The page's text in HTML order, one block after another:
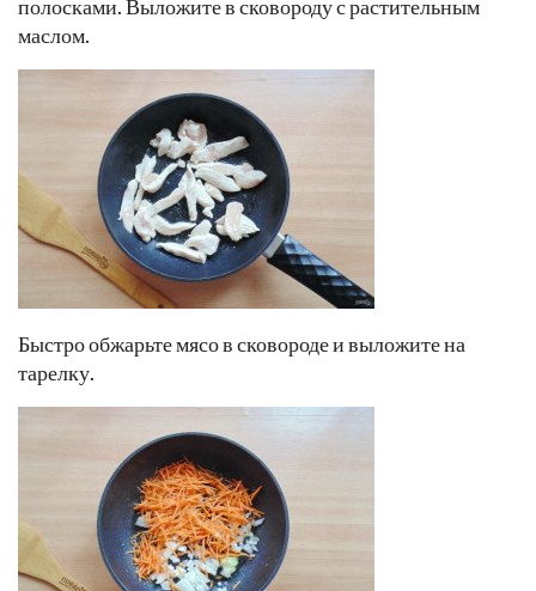
полосками. Выложите в сковороду с растительным
маслом.
Быстро обжарьте мясо в сковороде и выложите на
тарелку.